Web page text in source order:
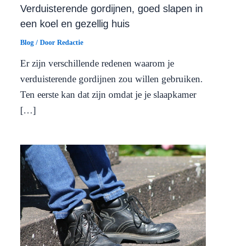
Verduisterende gordijnen, goed slapen in
een koel en gezellig huis
Blog / Door Redactie
Er zijn verschillende redenen waarom je
verduisterende gordijnen zou willen gebruiken.
Ten eerste kan dat zijn omdat je je slaapkamer
[…]